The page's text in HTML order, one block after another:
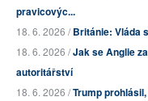
pravicovýc...
18. 6. 2026 /Británie: Vláda
18. 6. 2026 /Jak se Anglie
autoritářství
18. 6. 2026 /Trump